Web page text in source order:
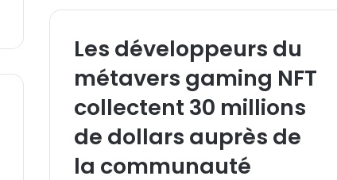
Les développeurs du
métavers gaming NFT
collectent 30 millions
de dollars auprès de
la communauté